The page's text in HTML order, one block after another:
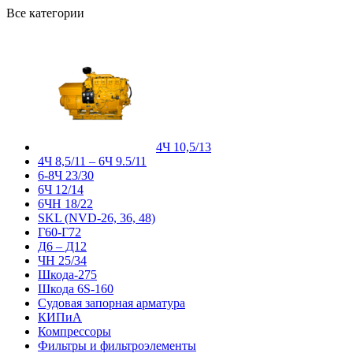
Все категории
4Ч 10,5/13
4Ч 8,5/11 – 6Ч 9.5/11
6-8Ч 23/30
6Ч 12/14
6ЧН 18/22
SKL (NVD-26, 36, 48)
Г60-Г72
Д6 – Д12
ЧН 25/34
Шкода-275
Шкода 6S-160
Судовая запорная арматура
КИПиА
Компрессоры
Фильтры и фильтроэлементы